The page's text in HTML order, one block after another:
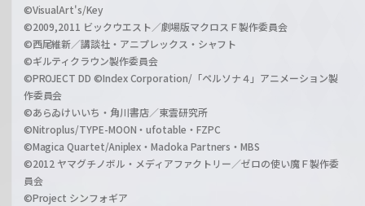
©VisualArt's/Key
©2009,2011 ビックウエスト／劇場版マクロスＦ製作委員会
©西尾維新／講談社・アニプレックス・シャフト
©ギルティクラウン製作委員会
©PROJECT DD ©Index Corporation/「ペルソナ４」アニメーション製
作委員会
©あらゐけいいち・角川書店／東雲研究所
©Nitroplus/TYPE-MOON・ufotable・FZPC
©Magica Quartet/Aniplex・Madoka Partners・MBS
©2012 ヤマグチノボル・メディアファクトリー／ゼロの使い魔Ｆ製作委
員会
©Project シンフォギア